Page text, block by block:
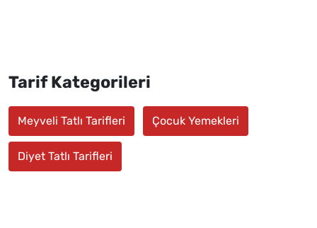
Tarif Kategorileri
Meyveli Tatlı Tarifleri Çocuk Yemekleri
Diyet Tatlı Tarifleri